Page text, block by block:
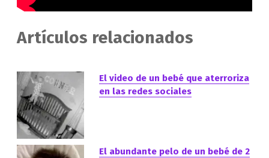
Artículos relacionados
El video de un bebé que aterroriza
en las redes sociales
El abundante pelo de un bebé de 2